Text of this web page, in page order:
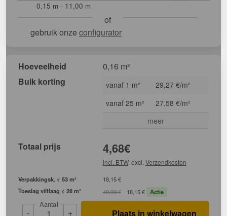
0,15 m - 11,00 m
of
gebruik onze configurator
Hoeveelheid
0,16 m²
Bulk korting
vanaf 1 m²
29,27 €/m²
vanaf 25 m²
27,58 €/m²
meer
Totaal prijs 4,68€
incl. BTW, excl. Verzendkosten
Verpakkingsk. < 53 m²
18,15 €
Toeslag viltlaag < 28 m²
49,99 € 18,15 € Actie
-
Aantal
+ Plaats in winkelwagen